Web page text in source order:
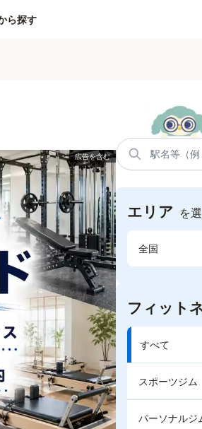
ら探す
エリア を
全国
フィット
すべて
スポーツジム
パーソナルジ